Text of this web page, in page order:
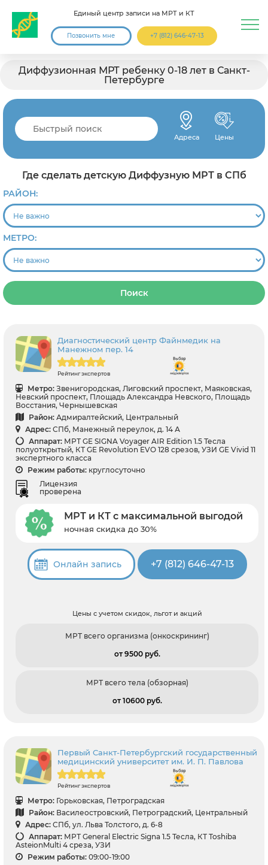
Единый центр записи на МРТ и КТ
Позвонить мне +7 (812) 646-47-13
Диффузионная МРТ ребенку 0-18 лет в Санкт-
Петербурге
Адреса Цены
Где сделать детскую Диффузную МРТ в СПб
РАЙОН:
МЕТРО:
Поиск
Диагностический центр Файнмедик на
Манежном пер. 14
Рейтинг экспертов
Метро: Звенигородская, Лиговский проспект, Маяковская,
Невский проспект, Площадь Александра Невского, Площадь
Восстания, Чернышевская
Район: Адмиралтейский, Центральный
Адрес: СПб, Манежный переулок, д. 14 А
Аппарат: МРТ GE SIGNA Voyager AIR Edition 1.5 Тесла
полуоткрытый, КТ GE Revolution EVO 128 срезов, УЗИ GE Vivid 11
экспертного класса
Режим работы: круглосуточно
Лицензия
проверена
МРТ и КТ с максимальной выгодой
ночная скидка до 30%
Онлайн запись +7 (812) 646-47-13
Цены с учетом скидок, льгот и акций
МРТ всего организма (онкоскрининг)
от 9500 pуб.
МРТ всего тела (обзорная)
от 10600 pуб.
Первый Санкт-Петербургский государственный
медицинский университет им. И. П. Павлова
Рейтинг экспертов
Метро: Горьковская, Петроградская
Район: Василеостровский, Петроградский, Центральный
Адрес: СПб, ул. Льва Толстого, д. 6-8
Аппарат: МРТ General Electric Signa 1.5 Тесла, КТ Toshiba
AsteionMulti 4 среза, УЗИ
Режим работы: 09:00-19:00